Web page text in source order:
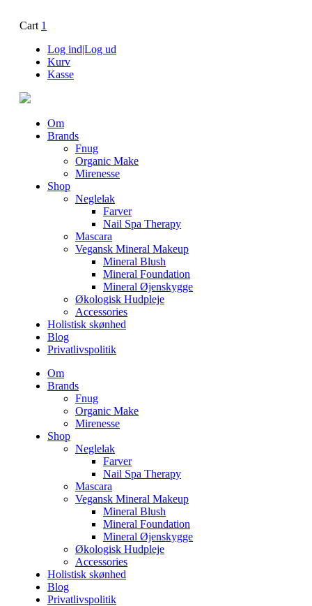
Cart 1
Log ind|Log ud
Kurv
Kasse
Om
Brands
Fnug
Organic Make
Mirenesse
Shop
Neglelak
Farver
Nail Spa Therapy
Mascara
Vegansk Mineral Makeup
Mineral Blush
Mineral Foundation
Mineral Øjenskygge
Økologisk Hudpleje
Accessories
Holistisk skønhed
Blog
Privatlivspolitik
Om
Brands
Fnug
Organic Make
Mirenesse
Shop
Neglelak
Farver
Nail Spa Therapy
Mascara
Vegansk Mineral Makeup
Mineral Blush
Mineral Foundation
Mineral Øjenskygge
Økologisk Hudpleje
Accessories
Holistisk skønhed
Blog
Privatlivspolitik